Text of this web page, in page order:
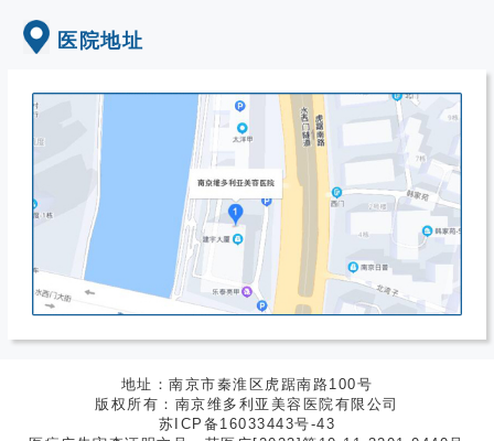
医院地址
地址：南京市秦淮区虎踞南路100号
版权所有：南京维多利亚美容医院有限公司
苏ICP备16033443号-43